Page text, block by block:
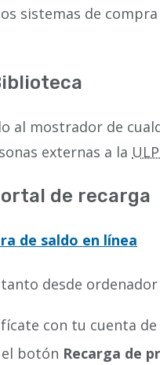
sistemas de
al mostrador de
externas a la
de recarga
de saldo en línea
desde
con tu cuenta de
el botón Recarga de